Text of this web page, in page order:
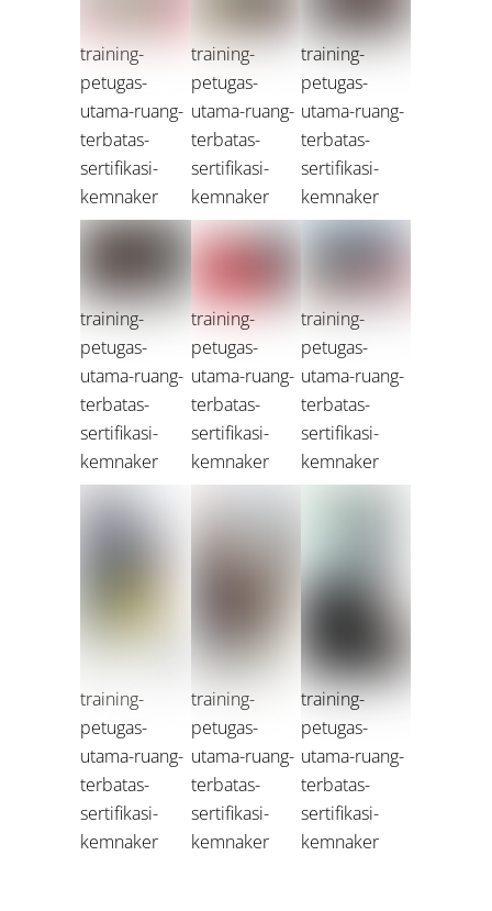
training-
petugas-
utama-ruang-
terbatas-
sertifikasi-
kemnaker
training-
petugas-
utama-ruang-
terbatas-
sertifikasi-
kemnaker
training-
petugas-
utama-ruang-
terbatas-
sertifikasi-
kemnaker
training-
petugas-
utama-ruang-
terbatas-
sertifikasi-
kemnaker
training-
petugas-
utama-ruang-
terbatas-
sertifikasi-
kemnaker
training-
petugas-
utama-ruang-
terbatas-
sertifikasi-
kemnaker
training-
petugas-
utama-ruang-
terbatas-
sertifikasi-
kemnaker
training-
petugas-
utama-ruang-
terbatas-
sertifikasi-
kemnaker
training-
petugas-
utama-ruang-
terbatas-
sertifikasi-
kemnaker